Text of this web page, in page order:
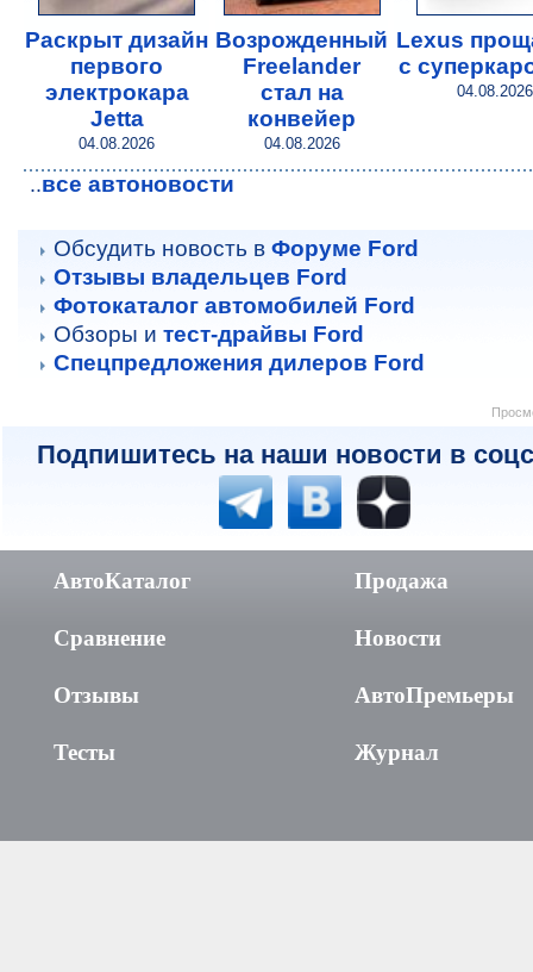
Раскрыт дизайн
первого
электрокара
Jetta
04.08.2026
Возрожденный
Freelander
стал на
конвейер
04.08.2026
Lexus
с
04.08.2026
..все автоновости
Обсудить новость в Форуме Ford
Отзывы владельцев Ford
Фотокаталог автомобилей Ford
Обзоры и тест-драйвы Ford
Спецпредложения дилеров Ford
Подпишитесь на наши новости в
АвтоКаталог
Сравнение
Отзывы
Тесты
Продажа
Новости
АвтоПремьеры
Журнал